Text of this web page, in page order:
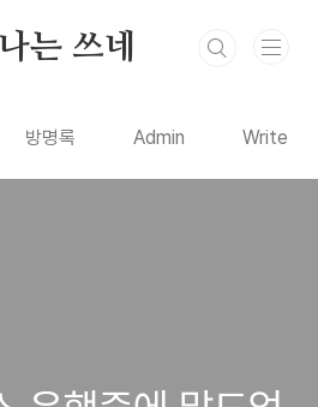
는 쓰네
방명록 Admin Write